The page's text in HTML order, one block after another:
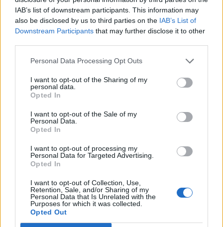
IAB’s list of downstream participants. This information may
also be disclosed by us to third parties on the IAB’s List of
Downstream Participants that may further disclose it to other
Personal Data Processing Opt Outs
I want to opt-out of the Sharing of my
personal data.
Opted In
I want to opt-out of the Sale of my
Personal Data.
Opted In
I want to opt-out of processing my
Personal Data for Targeted Advertising.
Opted In
I want to opt-out of Collection, Use,
Retention, Sale, and/or Sharing of my
Personal Data that Is Unrelated with the
Purposes for which it was collected.
Opted Out
palangos birutės parkas
Rašyti komentarą
Jūsų vardas
Komentaras